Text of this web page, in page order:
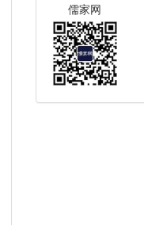
儒家网